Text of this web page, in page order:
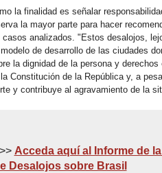
la finalidad es señalar
la mayor parte para hacer
casos analizados. "Estos desalojos,
de desarrollo de las ciudades
la dignidad de la persona y
Constitución de la República y, a
y contribuye al agravamiento de la
Acceda aquí al Informe de
Desalojos sobre Brasil